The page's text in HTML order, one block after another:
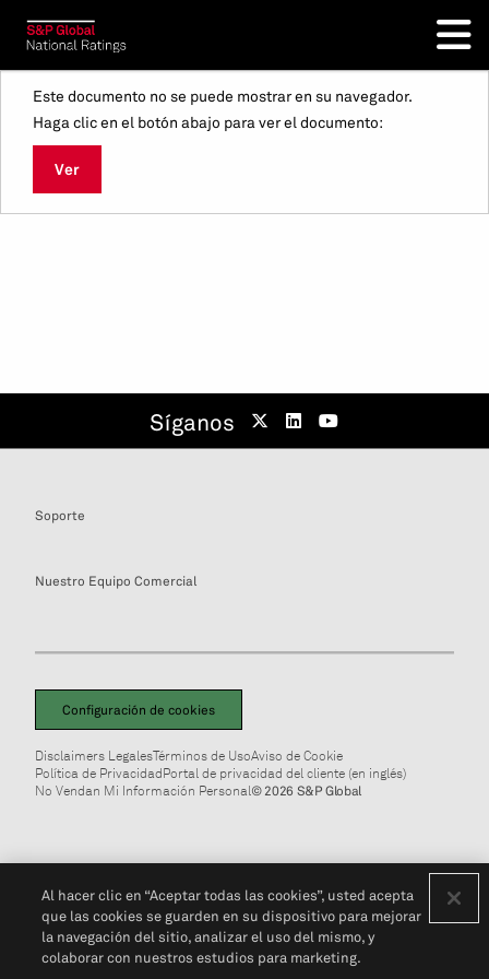
Este documento no se puede mostrar en su navegador.
Haga clic en el botón abajo para ver el documento:
Ver
Síganos
Soporte
Nuestro Equipo Comercial
Configuración de cookies
Disclaimers LegalesTérminos de UsoAviso de Cookie
Política de PrivacidadPortal de privacidad del cliente (en inglés)
No Vendan Mi Información Personal© 2026 S&P Global
Al hacer clic en “Aceptar todas las cookies”, usted acepta
que las cookies se guarden en su dispositivo para mejorar
la navegación del sitio, analizar el uso del mismo, y
colaborar con nuestros estudios para marketing.